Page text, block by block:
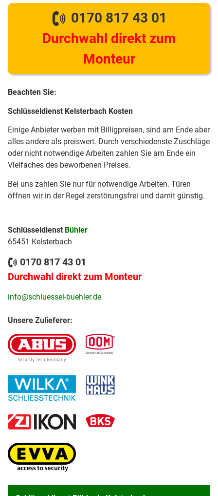
0170 817 43 01
Durchwahl direkt zum
Monteur
Beachten Sie:
Schlüsseldienst Kelsterbach Kosten
Einige Anbieter werben mit Billigpreisen, sind am Ende aber
alles andere als preiswert. Durch verschiedenste Zuschläge
oder nicht notwendige Arbeiten zahlen Sie am Ende ein
Vielfaches des beworbenen Preises.
Bei uns zahlen Sie nur für notwendige Arbeiten. Türen
öffnen wir in der Regel zerstörungsfrei und damit günstig.
Schlüsseldienst Bühler
65451 Kelsterbach
0170 817 43 01
Durchwahl direkt zum Monteur
info@schluessel-buehler.de
Unsere Zulieferer: